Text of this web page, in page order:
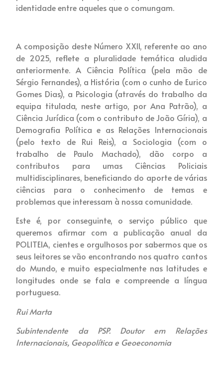
identidade entre aqueles que o comungam.
A composição deste Número XXII, referente ao ano
de 2025, reflete a pluralidade temática aludida
anteriormente. A Ciência Política (pela mão de
Sérgio Fernandes), a História (com o cunho de Eurico
Gomes Dias), a Psicologia (através do trabalho da
equipa titulada, neste artigo, por Ana Patrão), a
Ciência Jurídica (com o contributo de João Gíria), a
Demografia Política e as Relações Internacionais
(pelo texto de Rui Reis), a Sociologia (com o
trabalho de Paulo Machado), dão corpo a
contributos para umas Ciências Policiais
multidisciplinares, beneficiando do aporte de várias
ciências para o conhecimento de temas e
problemas que interessam à nossa comunidade.
Este é, por conseguinte, o serviço público que
queremos afirmar com a publicação anual da
POLITEIA, cientes e orgulhosos por sabermos que os
seus leitores se vão encontrando nos quatro cantos
do Mundo, e muito especialmente nas latitudes e
longitudes onde se fala e compreende a língua
portuguesa.
Rui Marta
Subintendente da PSP. Doutor em Relações
Internacionais, Geopolítica e Geoeconomia